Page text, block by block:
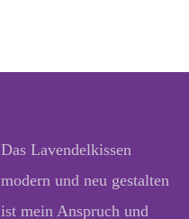
Das Lavendelkissen
modern und neu gestalten
ist mein Anspruch und